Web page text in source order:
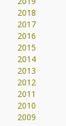
2018
2017
2016
2015
2014
2013
2012
2011
2010
2009